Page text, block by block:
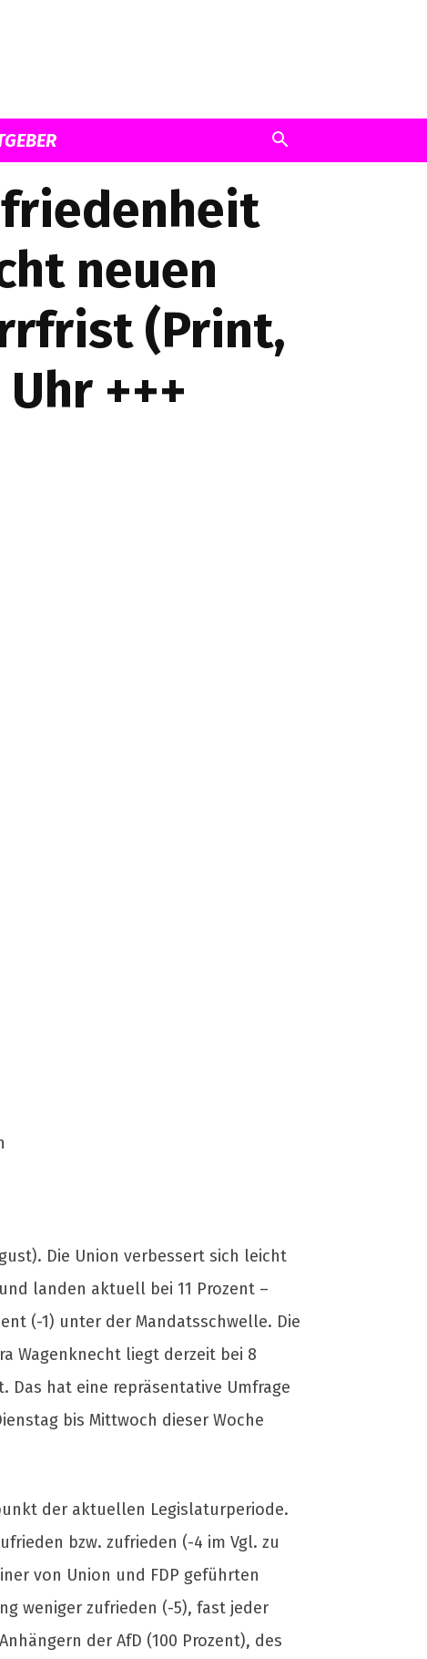
neuen
(Print,
+++
Die Union verbessert sich leicht
landen aktuell bei 11 Prozent –
(-1) unter der Mandatsschwelle. Die
Wagenknecht liegt derzeit bei 8
Das hat eine repräsentative Umfrage
bis Mittwoch dieser Woche
der aktuellen Legislaturperiode.
bzw. zufrieden (-4 im Vgl. zu
von Union und FDP geführten
weniger zufrieden (-5), fast jeder
der AfD (100 Prozent), des